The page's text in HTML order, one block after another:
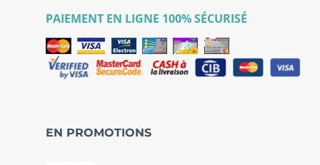
PAIEMENT EN LIGNE 100% SÉCURISÉ
EN PROMOTIONS